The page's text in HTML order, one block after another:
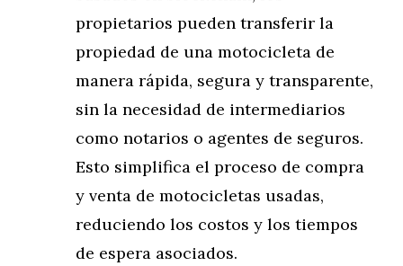
propietarios pueden transferir la
propiedad de una motocicleta de
manera rápida, segura y transparente,
sin la necesidad de intermediarios
como notarios o agentes de seguros.
Esto simplifica el proceso de compra
y venta de motocicletas usadas,
reduciendo los costos y los tiempos
de espera asociados.